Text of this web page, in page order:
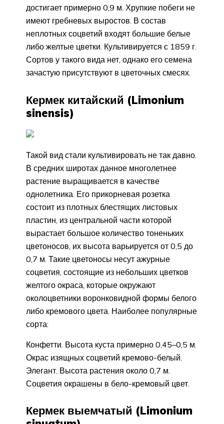
достигает примерно 0,9 м. Хрупкие побеги не
имеют гребневых выростов. В состав
неплотных соцветий входят большие белые
либо желтые цветки. Культивируется с 1859 г.
Сортов у такого вида нет, однако его семена
зачастую присутствуют в цветочных смесях.
Кермек китайский (Limonium
sinensis)
Такой вид стали культивировать не так давно.
В средних широтах данное многолетнее
растение выращивается в качестве
однолетника. Его прикорневая розетка
состоит из плотных блестящих листовых
пластин, из центральной части которой
вырастает большое количество тоненьких
цветоносов, их высота варьируется от 0,5 до
0,7 м. Такие цветоносы несут ажурные
соцветия, состоящие из небольших цветков
желтого окраса, которые окружают
околоцветники воронковидной формы белого
либо кремового цвета. Наиболее популярные
сорта:
Конфетти. Высота куста примерно 0,45–0,5 м.
Окрас изящных соцветий кремово-белый.
Элегант. Высота растения около 0,7 м.
Соцветия окрашены в бело-кремовый цвет.
Кермек выемчатый (Limonium